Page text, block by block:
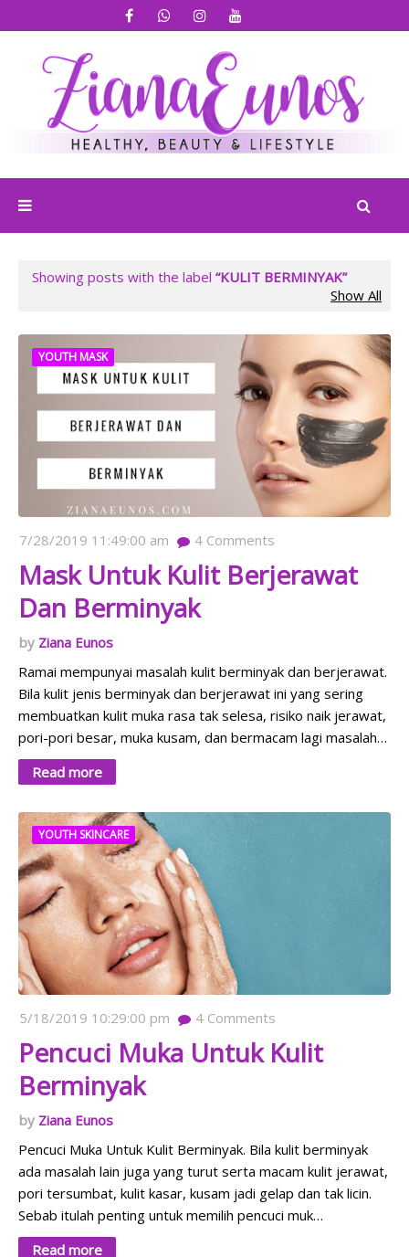
Showing posts with the label KULIT BERMINYAK
Show All
YOUTH MASK
7/28/2019 11:49:00 am 4 Comments
Mask Untuk Kulit Berjerawat
Dan Berminyak
Ziana Eunos
Ramai mempunyai masalah kulit berminyak dan berjerawat.
Bila kulit jenis berminyak dan berjerawat ini yang sering
membuatkan kulit muka rasa tak selesa, risiko naik jerawat,
pori-pori besar, muka kusam, dan bermacam lagi masalah…
Read more
YOUTH SKINCARE
5/18/2019 10:29:00 pm 4 Comments
Pencuci Muka Untuk Kulit
Berminyak
Ziana Eunos
Pencuci Muka Untuk Kulit Berminyak. Bila kulit berminyak
ada masalah lain juga yang turut serta macam kulit jerawat,
pori tersumbat, kulit kasar, kusam jadi gelap dan tak licin.
Sebab itulah penting untuk memilih pencuci muk…
Read more